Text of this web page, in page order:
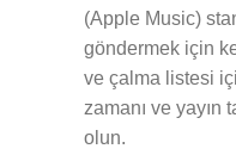
(Apple Music)
göndermek için
ve çalma listesi
zamanı ve
olun.